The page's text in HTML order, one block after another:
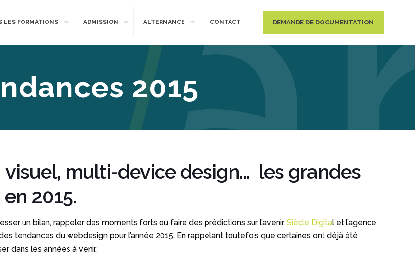
LES FORMATIONS ADMISSION ALTERNANCE CONTACT DEMANDE DE DOCUMENTATION
2015
multi-device design… les grandes
2015.
un bilan, rappeler des moments forts ou faire des prédictions sur l’avenir. Siècle Digital et l’agence
tendances du webdesign pour l’année 2015. En rappelant toutefois que certaines ont déjà été
dans les années à venir.